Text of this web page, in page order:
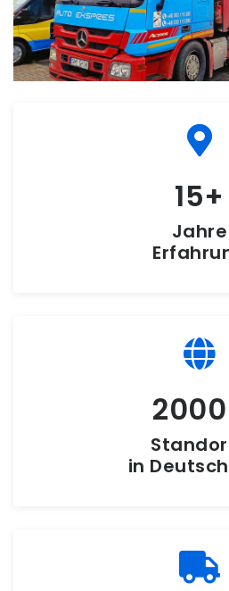
15
Jahre
2000
in